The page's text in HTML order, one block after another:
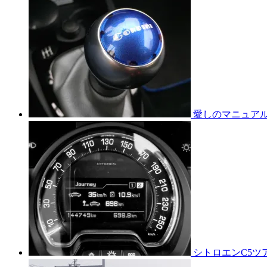
愛しのマニュア
シトロエンC5